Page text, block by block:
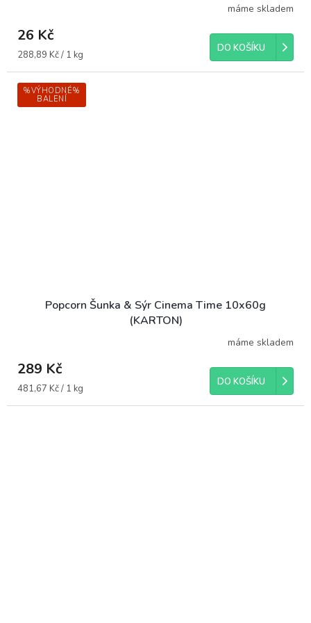
máme skladem
26 Kč
Měrná
288,89 Kč / 1 kg
DO KOŠÍKU
%VÝHODNÉ%
BALENÍ
Popcorn Šunka & Sýr Cinema Time 10x60g
(KARTON)
máme skladem
289 Kč
Měrná
481,67 Kč / 1 kg
DO KOŠÍKU